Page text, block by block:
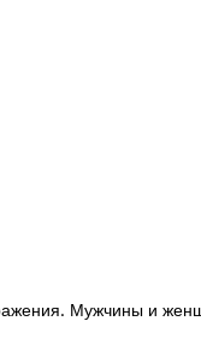
Мужчины и